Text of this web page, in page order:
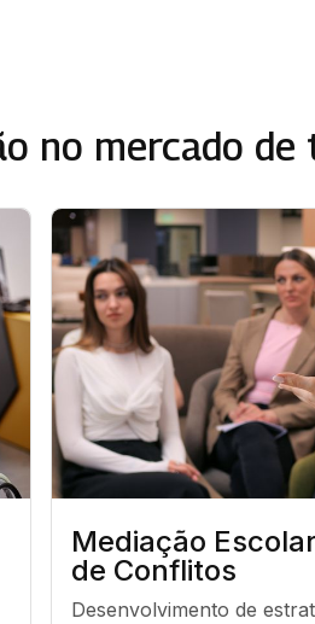
no mercado
Mediação
de Conflitos
Desenvolvimento de